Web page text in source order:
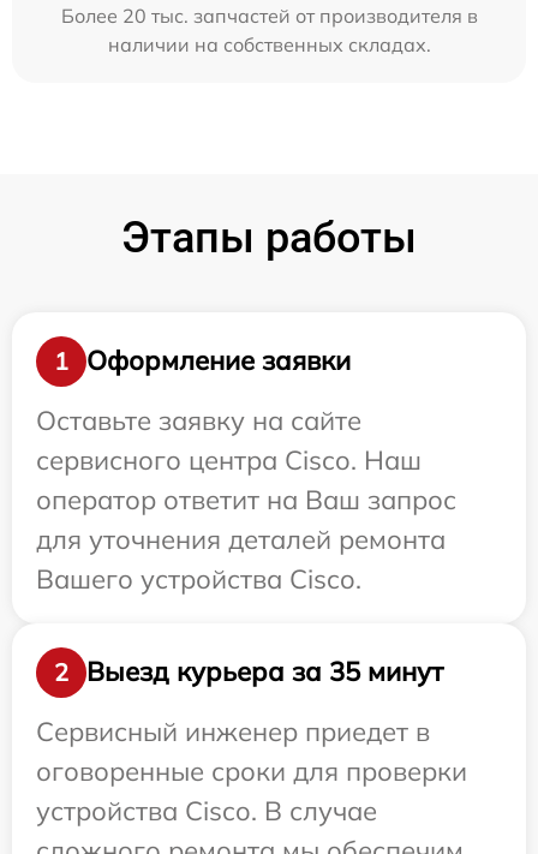
Более 20 тыс. запчастей от производителя в
наличии на собственных складах.
Этапы работы
1
Оформление заявки
Оставьте заявку на сайте
сервисного центра Cisco. Наш
оператор ответит на Ваш запрос
для уточнения деталей ремонта
Вашего устройства Cisco.
2
Выезд курьера за 35 минут
Сервисный инженер приедет в
оговоренные сроки для проверки
устройства Cisco. В случае